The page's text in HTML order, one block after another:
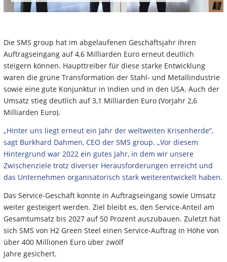
Die SMS group hat im abgelaufenen Geschäftsjahr ihren
Auftragseingang auf 4,6 Milliarden Euro erneut deutlich
steigern können. Haupttreiber für diese starke Entwicklung
waren die grüne Transformation der Stahl- und Metallindustrie
sowie eine gute Konjunktur in Indien und in den USA. Auch der
Umsatz stieg deutlich auf 3,1 Milliarden Euro (Vorjahr 2,6
Milliarden Euro).
„Hinter uns liegt erneut ein Jahr der weltweiten Krisenherde“,
sagt Burkhard Dahmen, CEO der SMS group. „Vor diesem
Hintergrund war 2022 ein gutes Jahr, in dem wir unsere
Zwischenziele trotz diverser Herausforderungen erreicht und
das Unternehmen organisatorisch stark weiterentwickelt haben.
Das Service-Geschäft konnte in Auftragseingang sowie Umsatz
weiter gesteigert werden. Ziel bleibt es, den Service-Anteil am
Gesamtumsatz bis 2027 auf 50 Prozent auszubauen. Zuletzt hat
sich SMS von H2 Green Steel einen Service-Auftrag in Höhe von
über 400 Millionen Euro über zwölf
Jahre gesichert.